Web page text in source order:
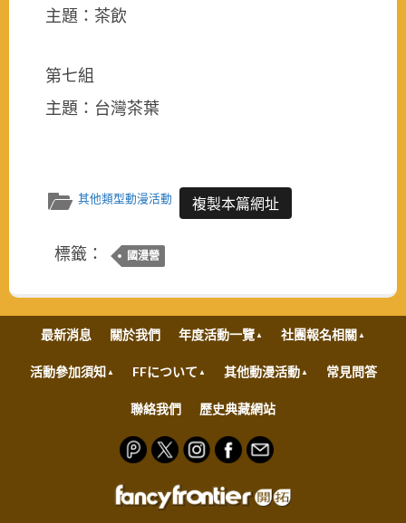
主題：茶飲
第七組
主題：台灣茶葉
其他類型動漫活動 複製本篇網址
標籤： 國漫營
最新消息 關於我們 年度活動一覽 社團報名相關
活動參加須知 FFについて 其他動漫活動 常見問答
聯絡我們 歷史典藏網站